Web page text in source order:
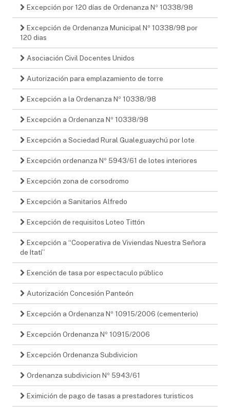
Excepción por 120 días de Ordenanza Nº 10338/98
Excepción de Ordenanza Municipal Nº 10338/98 por
120 dias
Asociación Civil Docentes Unidos
Autorización para emplazamiento de torre
Excepción a la Ordenanza Nº 10338/98
Excepción a Ordenanza Nº 10338/98
Excepción a Sociedad Rural Gualeguaychú por lote
Excepción ordenanza Nº 5943/61 de lotes interiores
Excepción zona de corsodromo
Excepción a Sanitarios Alfredo
Excepción de requisitos Loteo Tittón
Excepción a “Cooperativa de Viviendas Nuestra Señora
de Itatí”
Exención de tasa por espectaculo público
Autorización Concesión Panteón
Excepción a Ordenanza Nº 10915/2006 (cementerio)
Excepción Ordenanza Nº 10915/2006
Excepción Ordenanza Subdivicion
Ordenanza subdivicion Nº 5943/61
Eximición de pago de tasas a prestadores turisticos